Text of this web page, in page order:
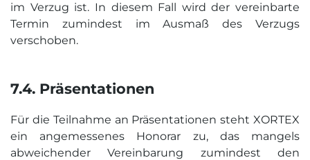
im Verzug ist. In diesem Fall wird der vereinbarte
Termin zumindest im Ausmaß des Verzugs
verschoben.
7.4. Präsentationen
Für die Teilnahme an Präsentationen steht XORTEX
ein angemessenes Honorar zu, das mangels
abweichender Vereinbarung zumindest den